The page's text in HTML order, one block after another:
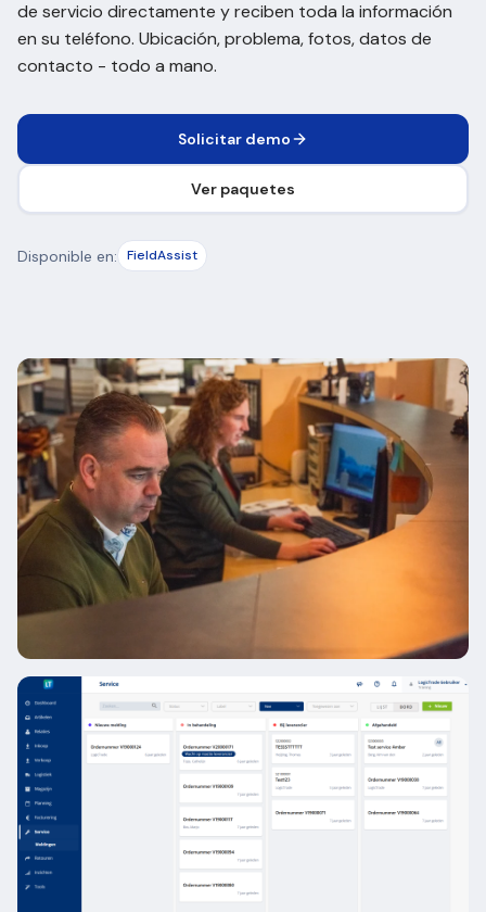
de servicio directamente y reciben toda la información
en su teléfono. Ubicación, problema, fotos, datos de
contacto - todo a mano.
Solicitar demo
Ver paquetes
Disponible en: FieldAssist